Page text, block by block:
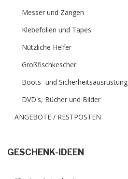
Messer und Zangen
Klebefolien und Tapes
Nützliche Helfer
Großfischkescher
Boots- und Sicherheitsausrüstung
DVD's, Bücher und Bilder
ANGEBOTE / RESTPOSTEN
GESCHENK-IDEEN